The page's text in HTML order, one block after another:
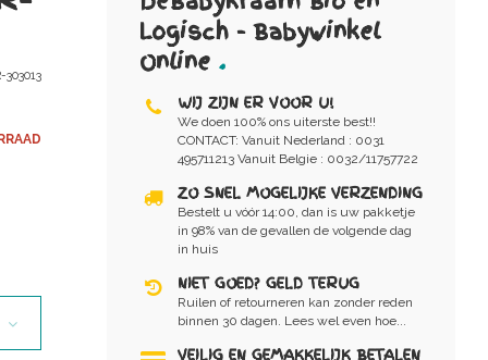
Logisch - Babywinkel
Online .
WIJ ZIJN ER VOOR U!
We doen 100% ons uiterste best!!
CONTACT: Vanuit Nederland : 0031
495711213 Vanuit Belgie : 0032/11757722
ZO SNEL MOGELIJKE VERZENDING
Bestelt u vóór 14:00, dan is uw pakketje
in 98% van de gevallen de volgende dag
in huis
NIET GOED? GELD TERUG
Ruilen of retourneren kan zonder reden
binnen 30 dagen. Lees wel even hoe...
VEILIG EN GEMAKKELIJK BETALEN